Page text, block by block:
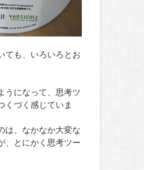
ても、いろいろとお
うになって、思考ツ
くづく感じていま
は、なかなか大変な
、とにかく思考ツー